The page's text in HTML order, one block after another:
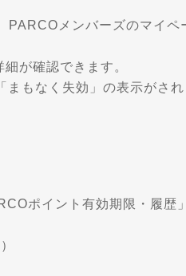
メンバーズのマイペ
が確認できます。
もなく失効」の表示がされ
ポイント有効期限・履歴